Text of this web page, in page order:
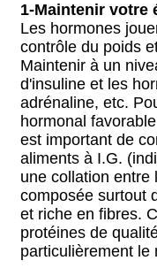
1-Maintenir votre
Les hormones
contrôle du poids
Maintenir à un
d'insuline et les
adrénaline, etc.
hormonal
est important de
aliments à I.G.
une collation entre
composée surtout
et riche en fibres.
protéines de
particulièrement le